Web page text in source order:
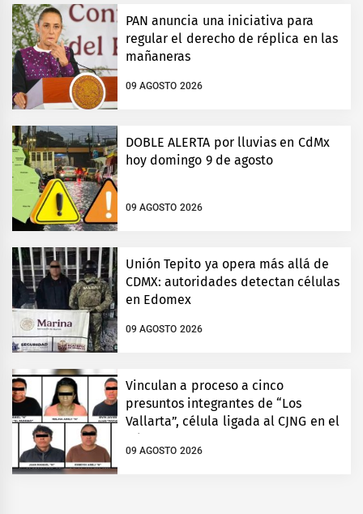
PAN anuncia una iniciativa para
regular el derecho de réplica en las
mañaneras
09 AGOSTO 2026
DOBLE ALERTA por lluvias en CdMx
hoy domingo 9 de agosto
09 AGOSTO 2026
Unión Tepito ya opera más allá de
CDMX: autoridades detectan células
en Edomex
09 AGOSTO 2026
Vinculan a proceso a cinco
presuntos integrantes de “Los
Vallarta”, célula ligada al CJNG en el
Edomex
09 AGOSTO 2026